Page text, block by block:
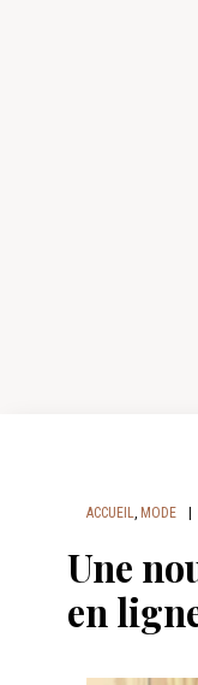
ACCUEIL, MODE
Une
en